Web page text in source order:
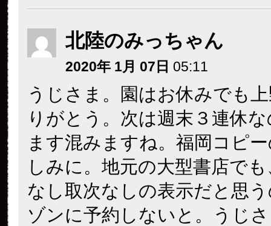
北陸のみっちゃん
2020年 1月 07日 05:11
うじさま。園はお休みでも
りがとう。次は週末３連休
ます混みますね。福岡コピ
しみに。地元の大型書店で
なし取次なしの表示だと思
ゾンに予約しないと。うじ